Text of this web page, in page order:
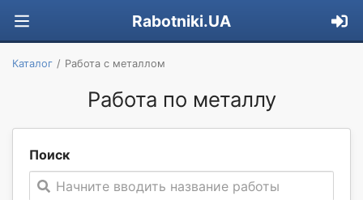
Rabotniki.UA
Каталог Работа с металлом
Работа по металлу
Поиск
Начните вводить название работы